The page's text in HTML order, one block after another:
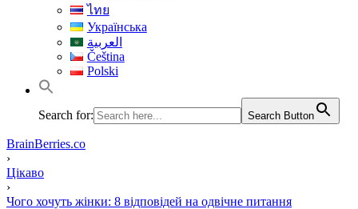
ไทย
Українська
العربية
Čeština
Polski
Search for: Search Button
BrainBerries.co
›
Цікаво
›
Чого хочуть жінки: 8 відповідей на одвічне питання